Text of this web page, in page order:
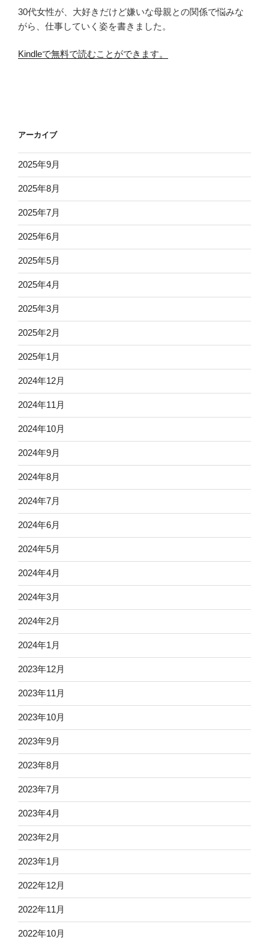
30代女性が、大好きだけど嫌いな母親との関係で悩みな
がら、仕事していく姿を書きました。
Kindleで無料で読むことができます。
アーカイブ
2025年9月
2025年8月
2025年7月
2025年6月
2025年5月
2025年4月
2025年3月
2025年2月
2025年1月
2024年12月
2024年11月
2024年10月
2024年9月
2024年8月
2024年7月
2024年6月
2024年5月
2024年4月
2024年3月
2024年2月
2024年1月
2023年12月
2023年11月
2023年10月
2023年9月
2023年8月
2023年7月
2023年4月
2023年2月
2023年1月
2022年12月
2022年11月
2022年10月